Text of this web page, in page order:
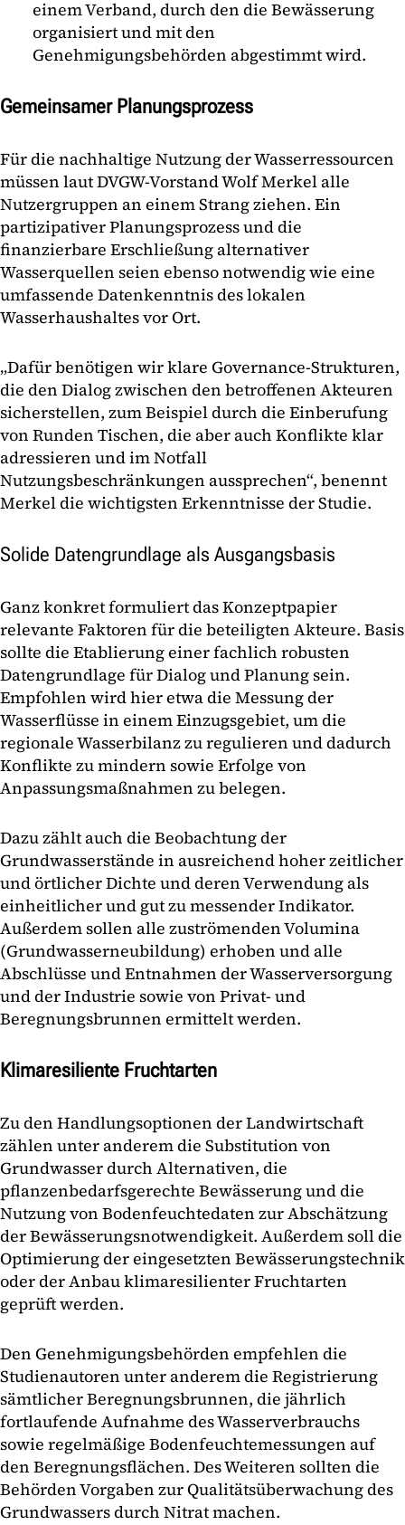
einem Verband, durch den die Bewässerung
organisiert und mit den
Genehmigungsbehörden abgestimmt wird.
Gemeinsamer Planungsprozess
Für die nachhaltige Nutzung der Wasserressourcen
müssen laut DVGW-Vorstand Wolf Merkel alle
Nutzergruppen an einem Strang ziehen. Ein
partizipativer Planungsprozess und die
finanzierbare Erschließung alternativer
Wasserquellen seien ebenso notwendig wie eine
umfassende Datenkenntnis des lokalen
Wasserhaushaltes vor Ort.
„Dafür benötigen wir klare Governance-Strukturen,
die den Dialog zwischen den betroffenen Akteuren
sicherstellen, zum Beispiel durch die Einberufung
von Runden Tischen, die aber auch Konflikte klar
adressieren und im Notfall
Nutzungsbeschränkungen aussprechen“, benennt
Merkel die wichtigsten Erkenntnisse der Studie.
Solide Datengrundlage als Ausgangsbasis
Ganz konkret formuliert das Konzeptpapier
relevante Faktoren für die beteiligten Akteure. Basis
sollte die Etablierung einer fachlich robusten
Datengrundlage für Dialog und Planung sein.
Empfohlen wird hier etwa die Messung der
Wasserflüsse in einem Einzugsgebiet, um die
regionale Wasserbilanz zu regulieren und dadurch
Konflikte zu mindern sowie Erfolge von
Anpassungsmaßnahmen zu belegen.
Dazu zählt auch die Beobachtung der
Grundwasserstände in ausreichend hoher zeitlicher
und örtlicher Dichte und deren Verwendung als
einheitlicher und gut zu messender Indikator.
Außerdem sollen alle zuströmenden Volumina
(Grundwasserneubildung) erhoben und alle
Abschlüsse und Entnahmen der Wasserversorgung
und der Industrie sowie von Privat- und
Beregnungsbrunnen ermittelt werden.
Klimaresiliente Fruchtarten
Zu den Handlungsoptionen der Landwirtschaft
zählen unter anderem die Substitution von
Grundwasser durch Alternativen, die
pflanzenbedarfsgerechte Bewässerung und die
Nutzung von Bodenfeuchtedaten zur Abschätzung
der Bewässerungsnotwendigkeit. Außerdem soll die
Optimierung der eingesetzten Bewässerungstechnik
oder der Anbau klimaresilienter Fruchtarten
geprüft werden.
Den Genehmigungsbehörden empfehlen die
Studienautoren unter anderem die Registrierung
sämtlicher Beregnungsbrunnen, die jährlich
fortlaufende Aufnahme des Wasserverbrauchs
sowie regelmäßige Bodenfeuchtemessungen auf
den Beregnungsflächen. Des Weiteren sollten die
Behörden Vorgaben zur Qualitätsüberwachung des
Grundwassers durch Nitrat machen.